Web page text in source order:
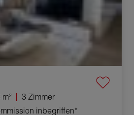
m²
3 Zimmer
inbegriffen*